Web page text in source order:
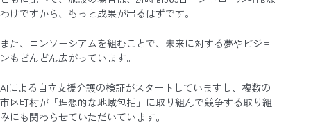
わけですから、もっと成果が出るはずです。
また、コンソーシアムを組むことで、未来に対する夢やビジョ
ンもどんどん広がっています。
AIによる自立支援介護の検証がスタートしていますし、複数の
市区町村が「理想的な地域包括」に取り組んで競争する取り組
みにも関わらせていただいています。